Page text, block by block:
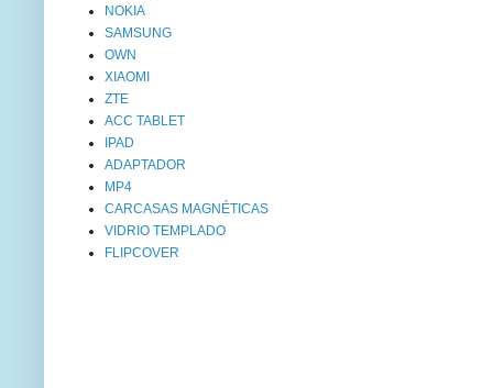
NOKIA
SAMSUNG
OWN
XIAOMI
ZTE
ACC TABLET
IPAD
ADAPTADOR
MP4
CARCASAS MAGNÉTICAS
VIDRIO TEMPLADO
FLIPCOVER